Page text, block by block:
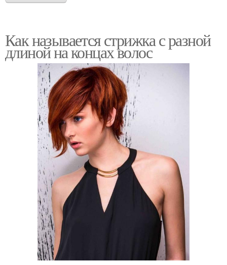
Как называется стрижка с разной
длиной на концах волос